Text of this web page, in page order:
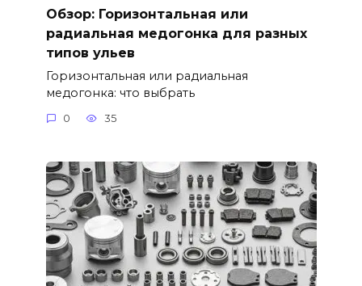
Обзор: Горизонтальная или
радиальная медогонка для разных
типов ульев
Горизонтальная или радиальная
медогонка: что выбрать
0 35